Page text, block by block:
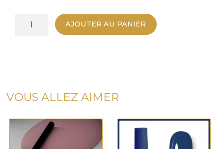
initial
actuel
quantité
100ml
ROSE
NUDE-
Auto-
AJOUTER AU PANIER
VOUS ALLEZ AIMER